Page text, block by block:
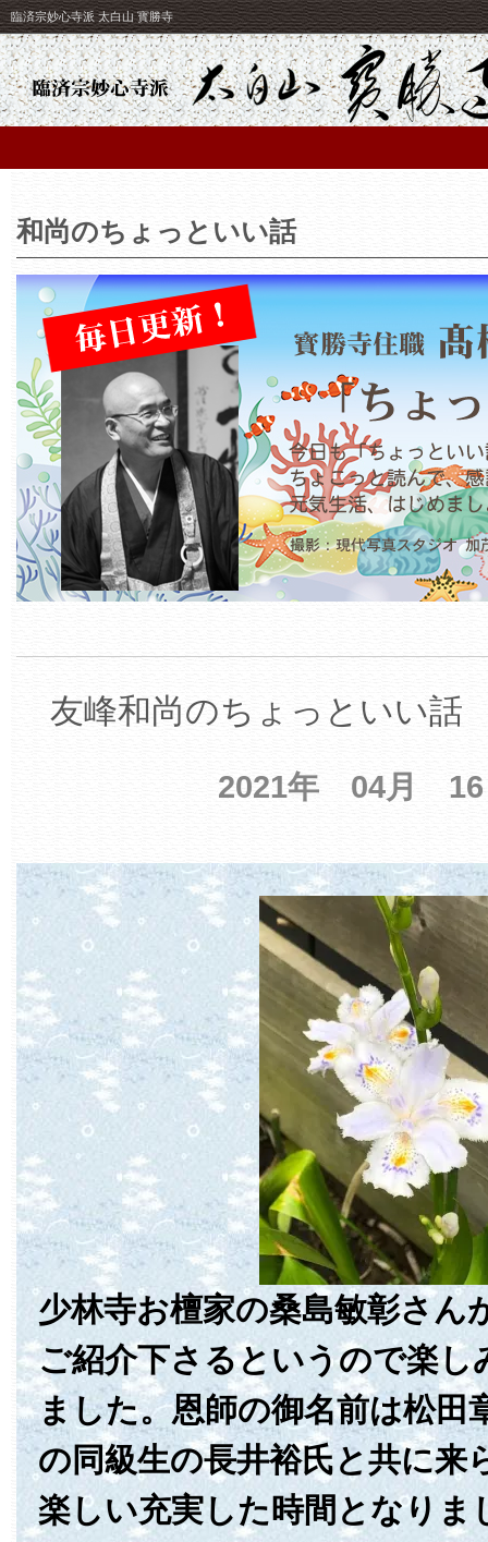
臨済宗妙心寺派 太白山 寳勝寺
和尚のちょっといい話
友峰和尚のちょっといい話
2021年 04月
少林寺お檀家の桑島敏彰さん
ご紹介下さるというので楽し
ました。恩師の御名前は松田
の同級生の長井裕氏と共に来
楽しい充実した時間となりま